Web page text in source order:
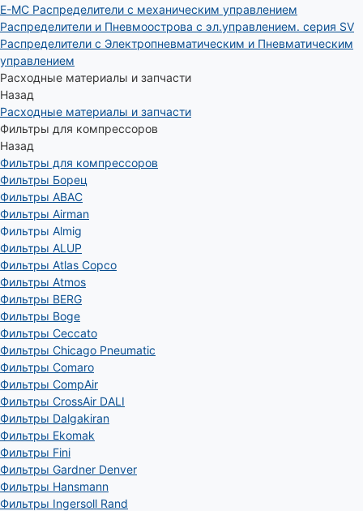
E-MC Распределители с механическим управлением
Распределители и Пневмоострова с эл.управлением. серия SV
Распределители с Электропневматическим и Пневматическим
управлением
Расходные материалы и запчасти
Назад
Расходные материалы и запчасти
Фильтры для компрессоров
Назад
Фильтры для компрессоров
Фильтры Борец
Фильтры ABAC
Фильтры Airman
Фильтры Almig
Фильтры ALUP
Фильтры Atlas Copco
Фильтры Atmos
Фильтры BERG
Фильтры Boge
Фильтры Ceccato
Фильтры Chicago Pneumatic
Фильтры Comaro
Фильтры CompAir
Фильтры CrossAir DALI
Фильтры Dalgakiran
Фильтры Ekomak
Фильтры Fini
Фильтры Gardner Denver
Фильтры Hansmann
Фильтры Ingersoll Rand